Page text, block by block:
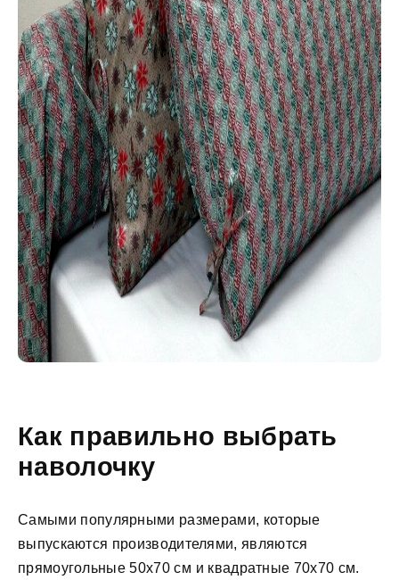
Как правильно выбрать
наволочку
Самыми популярными размерами, которые
выпускаются производителями, являются
прямоугольные 50х70 см и квадратные 70х70 см.